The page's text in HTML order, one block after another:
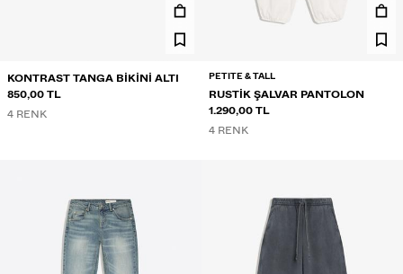
KONTRAST TANGA BIKINI ALTI
850,00 TL
4 RENK
PETITE & TALL
RUSTIK ŞALVAR PANTOLON
1.290,00 TL
4 RENK